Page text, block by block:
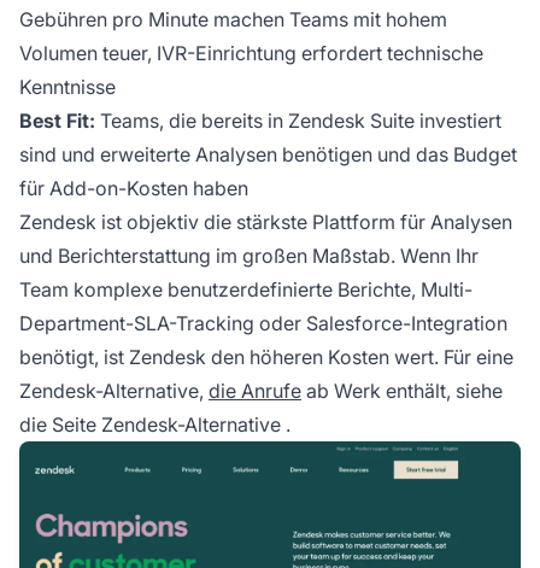
Gebühren pro Minute machen Teams mit hohem
Volumen teuer, IVR-Einrichtung erfordert technische
Kenntnisse
Best Fit: Teams, die bereits in Zendesk Suite investiert
sind und erweiterte Analysen benötigen und das Budget
für Add-on-Kosten haben
Zendesk ist objektiv die stärkste Plattform für Analysen
und Berichterstattung im großen Maßstab. Wenn Ihr
Team komplexe benutzerdefinierte Berichte, Multi-
Department-SLA-Tracking oder Salesforce-Integration
benötigt, ist Zendesk den höheren Kosten wert. Für eine
Zendesk-Alternative, die Anrufe ab Werk enthält, siehe
die Seite Zendesk-Alternative .